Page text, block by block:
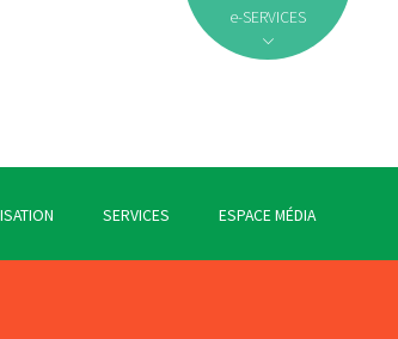
e-SERVICES
SERVICES ESPACE MÉDIA